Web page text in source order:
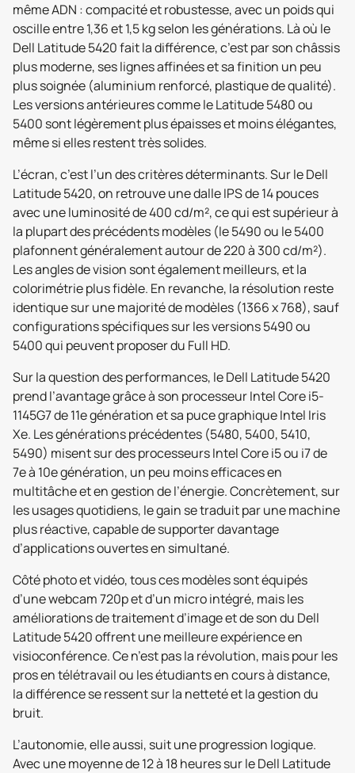
même ADN : compacité et robustesse, avec un poids qui
oscille entre 1,36 et 1,5 kg selon les générations. Là où le
Dell Latitude 5420 fait la différence, c’est par son châssis
plus moderne, ses lignes affinées et sa finition un peu
plus soignée (aluminium renforcé, plastique de qualité).
Les versions antérieures comme le Latitude 5480 ou
5400 sont légèrement plus épaisses et moins élégantes,
même si elles restent très solides.
L’écran, c’est l’un des critères déterminants. Sur le Dell
Latitude 5420, on retrouve une dalle IPS de 14 pouces
avec une luminosité de 400 cd/m², ce qui est supérieur à
la plupart des précédents modèles (le 5490 ou le 5400
plafonnent généralement autour de 220 à 300 cd/m²).
Les angles de vision sont également meilleurs, et la
colorimétrie plus fidèle. En revanche, la résolution reste
identique sur une majorité de modèles (1366 x 768), sauf
configurations spécifiques sur les versions 5490 ou
5400 qui peuvent proposer du Full HD.
Sur la question des performances, le Dell Latitude 5420
prend l’avantage grâce à son processeur Intel Core i5-
1145G7 de 11e génération et sa puce graphique Intel Iris
Xe. Les générations précédentes (5480, 5400, 5410,
5490) misent sur des processeurs Intel Core i5 ou i7 de
7e à 10e génération, un peu moins efficaces en
multitâche et en gestion de l’énergie. Concrètement, sur
les usages quotidiens, le gain se traduit par une machine
plus réactive, capable de supporter davantage
d’applications ouvertes en simultané.
Côté photo et vidéo, tous ces modèles sont équipés
d’une webcam 720p et d’un micro intégré, mais les
améliorations de traitement d’image et de son du Dell
Latitude 5420 offrent une meilleure expérience en
visioconférence. Ce n’est pas la révolution, mais pour les
pros en télétravail ou les étudiants en cours à distance,
la différence se ressent sur la netteté et la gestion du
bruit.
L’autonomie, elle aussi, suit une progression logique.
Avec une moyenne de 12 à 18 heures sur le Dell Latitude